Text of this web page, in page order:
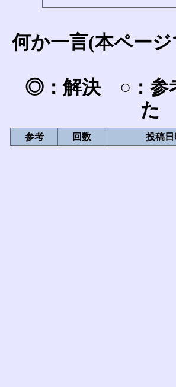
何か一言(本ペー
◎：解決 ○：参
た
参考 回数 投稿日